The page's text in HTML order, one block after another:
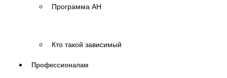
Программа АН
Кто такой зависимый
Профессионалам